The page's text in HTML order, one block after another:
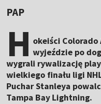
PAP
H okeiści
wyjeździe po
wygrali rywalizację
wielkiego finału ligi
Puchar Stanleya
Tampa Bay Lightning.